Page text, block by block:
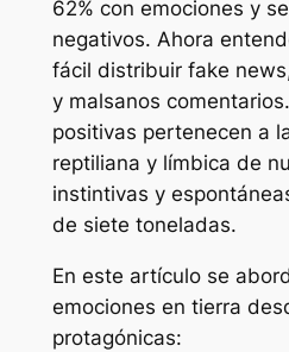
62% con emociones y
negativos. Ahora
fácil distribuir fake
y malsanos
positivas pertenecen a
reptiliana y límbica de
instintivas y
de siete toneladas.
En este artículo se
emociones en tierra
protagónicas: